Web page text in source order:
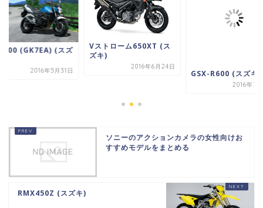
(GK7EA) (スズ
2016年5月31日
Vストローム650XT (ス
ズキ)
2016年6月24日
GSX-R600 (スズキ)
2016年7
ソニーのアクションカメラの女性向けお
すすめモデルをまとめる
RMX450Z (スズキ)